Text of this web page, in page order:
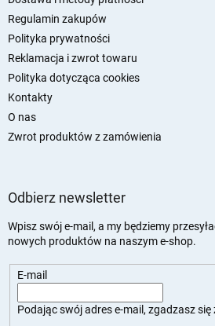
Regulamin zakupów
Polityka prywatności
Reklamacja i zwrot towaru
Polityka dotycząca cookies
Kontakty
O nas
Zwrot produktów z zamówienia
Odbierz newsletter
Wpisz swój e-mail, a my będziemy
nowych produktów na naszym e-shop.
E-mail
Podając swój adres e-mail, zgadzasz się